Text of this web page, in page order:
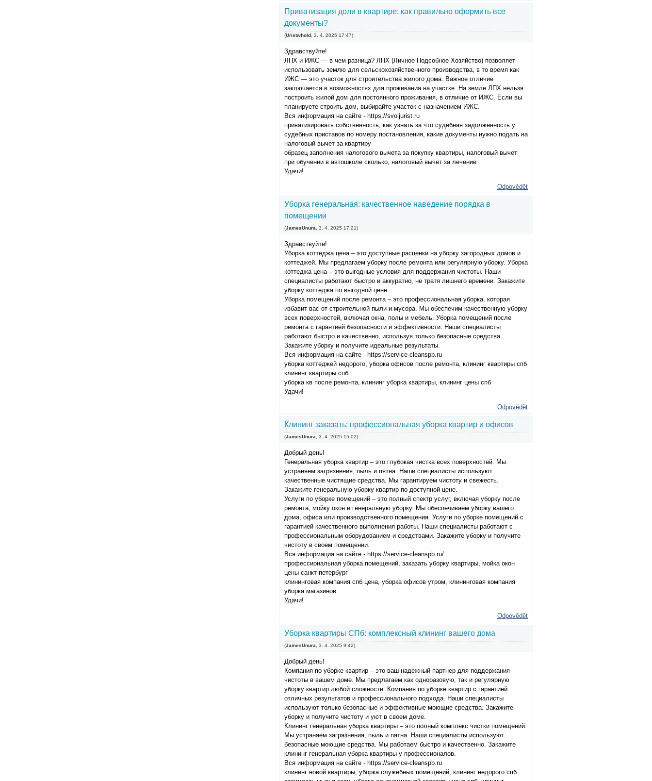
Приватизация доли в квартире: как правильно оформить все
документы?
(Uristwhold 3. 4. 2025 17:47)
Здравствуйте!
ЛПХ и ИЖС — в чем разница? ЛПХ (Личное Подсобное Хозяйство) позволяет
использовать землю для сельскохозяйственного производства, в то время как
ИЖС — это участок для строительства жилого дома. Важное отличие
заключается в возможностях для проживания на участке. На земле ЛПХ нельзя
построить жилой дом для постоянного проживания, в отличие от ИЖС. Если вы
планируете строить дом, выбирайте участок с назначением ИЖС.
Вся информация на сайте - https://svoijurist.ru
приватизировать собственность, как узнать за что судебная задолженность у
судебных приставов по номеру постановления, какие документы нужно подать на
налоговый вычет за квартиру
образец заполнения налогового вычета за покупку квартиры, налоговый вычет
при обучении в автошколе сколько, налоговый вычет за лечение
Удачи!
Odpovědět
Уборка генеральная: качественное наведение порядка в
помещении
(JamesUnura 3. 4. 2025 17:21)
Здравствуйте!
Уборка коттеджа цена – это доступные расценки на уборку загородных домов и
коттеджей. Мы предлагаем уборку после ремонта или регулярную уборку. Уборка
коттеджа цена – это выгодные условия для поддержания чистоты. Наши
специалисты работают быстро и аккуратно, не тратя лишнего времени. Закажите
уборку коттеджа по выгодной цене.
Уборка помещений после ремонта – это профессиональная уборка, которая
избавит вас от строительной пыли и мусора. Мы обеспечим качественную уборку
всех поверхностей, включая окна, полы и мебель. Уборка помещений после
ремонта с гарантией безопасности и эффективности. Наши специалисты
работают быстро и качественно, используя только безопасные средства.
Закажите уборку и получите идеальные результаты.
Вся информация на сайте - https://service-cleanspb.ru
уборка коттеджей недорого, уборка офисов после ремонта, клининг квартиры спб
клининг квартиры спб
уборка кв после ремонта, клининг уборка квартиры, клининг цены спб
Удачи!
Odpovědět
Клининг заказать: профессиональная уборка квартир и офисов
(JamesUnura 3. 4. 2025 15:02)
Добрый день!
Генеральная уборка квартир – это глубокая чистка всех поверхностей. Мы
устраняем загрязнения, пыль и пятна. Наши специалисты используют
качественные чистящие средства. Мы гарантируем чистоту и свежесть.
Закажите генеральную уборку квартир по доступной цене.
Услуги по уборке помещений – это полный спектр услуг, включая уборку после
ремонта, мойку окон и генеральную уборку. Мы обеспечиваем уборку вашего
дома, офиса или производственного помещения. Услуги по уборке помещений с
гарантией качественного выполнения работы. Наши специалисты работают с
профессиональным оборудованием и средствами. Закажите уборку и получите
чистоту в своем помещении.
Вся информация на сайте - https://service-cleanspb.ru/
профессиональная уборка помещений, заказать уборку квартиры, мойка окон
цены санкт петербург
клининговая компания спб цена, уборка офисов утром, клининговая компания
уборка магазинов
Удачи!
Odpovědět
Уборка квартиры СПб: комплексный клининг вашего дома
(JamesUnura 3. 4. 2025 9:42)
Добрый день!
Компания по уборке квартир – это ваш надежный партнер для поддержания
чистоты в вашем доме. Мы предлагаем как одноразовую, так и регулярную
уборку квартир любой сложности. Компания по уборке квартир с гарантией
отличных результатов и профессионального подхода. Наши специалисты
используют только безопасные и эффективные моющие средства. Закажите
уборку и получите чистоту и уют в своем доме.
Клининг генеральная уборка квартиры – это полный комплекс чистки помещений.
Мы устраняем загрязнения, пыль и пятна. Наши специалисты используют
безопасные моющие средства. Мы работаем быстро и качественно. Закажите
клининг генеральная уборка квартиры у профессионалов.
Вся информация на сайте - https://service-cleanspb.ru
клининг новой квартиры, уборка служебных помещений, клининг недорого спб